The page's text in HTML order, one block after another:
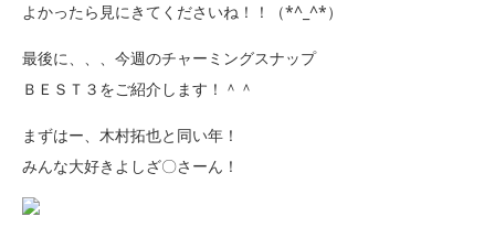
よかったら見にきてくださいね！！（*^_^*）
最後に、、、今週のチャーミングスナップ
ＢＥＳＴ３をご紹介します！＾＾
まずはー、木村拓也と同い年！
みんな大好きよしざ〇さーん！